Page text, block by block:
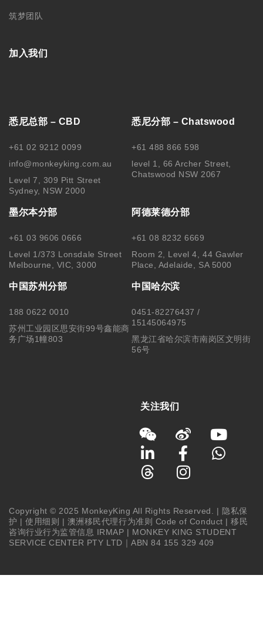
筑梦团队
加入我们
悉尼总部 – CBD
+61 02 9212 0099
info@monkeyking.com.au
Level 7, 309 Pitt Street
Sydney, NSW 2000
悉尼分部 – Chatswood
+61 488 866 598
level 1, 66 Archer Street,
Chatswood NSW 2067
墨尔本分部
+61 03 9606 0666
Level 1/373 Lonsdale Street
Melbourne, VIC, 3000
阿德莱德分部
+61 08 8232 6669
Room 2, Level 4, 44 Gawler
Place, Adelaide, SA 5000
中国苏州分部
188 0622 0010
苏州工业园区思安街99号鑫能商
务广场1幢803
中国哈尔滨
0451-82276437 /
15145064975
黑龙江省哈尔滨市南岗区文明街
56号
关注我们
Copyright © 2025 MonkeyKing All Rights Reserved. | 隐私保
护 |使用细则 | 澳洲移民代理行为准则 Code of Conduct |移民
咨询行业行为监管信息 IRMAP | MONKEY KING STUDENT
SERVICE CENTER PTY LTD｜ABN 84 155 329 409